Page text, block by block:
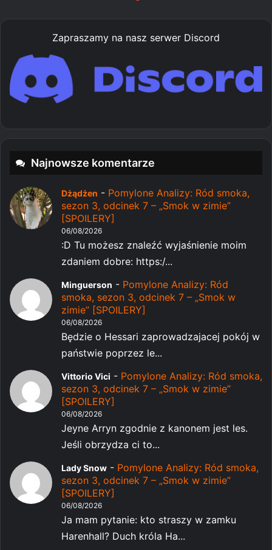
Zapraszamy na nasz serwer Discord
Najnowsze komentarze
Dżądżen - Pomylone Analizy: Ród smoka,
sezon 3, odcinek 7 – „Smok w zimie”
[SPOILERY]
06/08/2026
:D Tu możesz znaleźć wyjaśnienie moim
zdaniem dobre: https:/...
Minguerson - Pomylone Analizy: Ród
smoka, sezon 3, odcinek 7 – „Smok w
zimie” [SPOILERY]
06/08/2026
Będzie o Hessari zaprowadzajacej pokój w
państwie poprzez le...
Vittorio Vici - Pomylone Analizy: Ród smoka,
sezon 3, odcinek 7 – „Smok w zimie”
[SPOILERY]
06/08/2026
Jeyne Arryn zgodnie z kanonem jest les.
Jeśli obrzydza ci to...
Lady Snow - Pomylone Analizy: Ród smoka,
sezon 3, odcinek 7 – „Smok w zimie”
[SPOILERY]
06/08/2026
Ja mam pytanie: kto straszy w zamku
Harenhall? Duch króla Ha...